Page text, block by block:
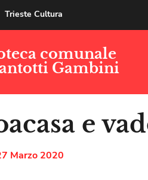
Trieste Cultura
comunale
Gambini
e
Marzo 2020